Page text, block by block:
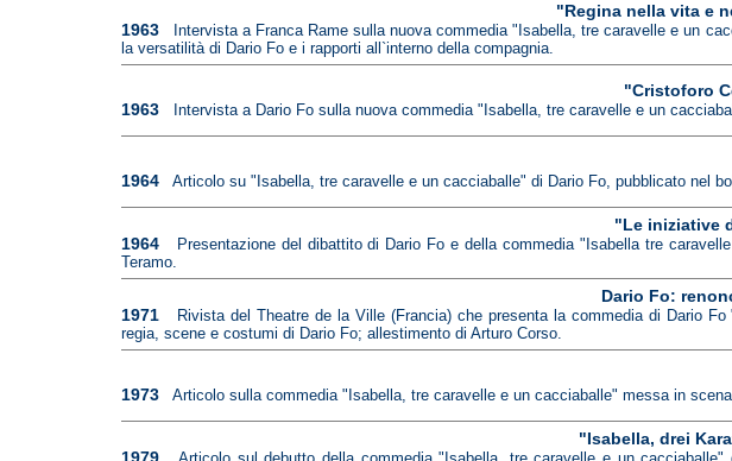
"Regina nella vita e
1963
Intervista a Franca Rame sulla nuova commedia "Isabella, tre caravelle e un
la versatilità di Dario Fo e i rapporti all`interno della compagnia.
"Cristoforo
1963
Intervista a Dario Fo sulla nuova commedia "Isabella, tre caravelle e un
1964 Articolo su "Isabella, tre caravelle e un cacciaballe" di Dario Fo, pubblicato nel
"Le iniziative
1964
Presentazione del dibattito di Dario Fo e della commedia "Isabella tre
Teramo.
Dario Fo:
1971
Rivista del Theatre de la Ville (Francia) che presenta la commedia di Dario
regia, scene e costumi di Dario Fo; allestimento di Arturo Corso.
1973 Articolo sulla commedia "Isabella, tre caravelle e un cacciaballe" messa in
"Isabella, drei